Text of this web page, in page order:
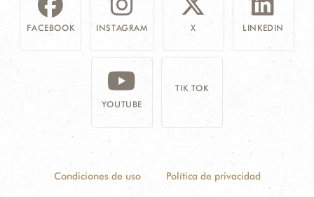
FACEBOOK INSTAGRAM X LINKEDIN
YOUTUBE
TIK TOK
Condiciones de uso Política de privacidad